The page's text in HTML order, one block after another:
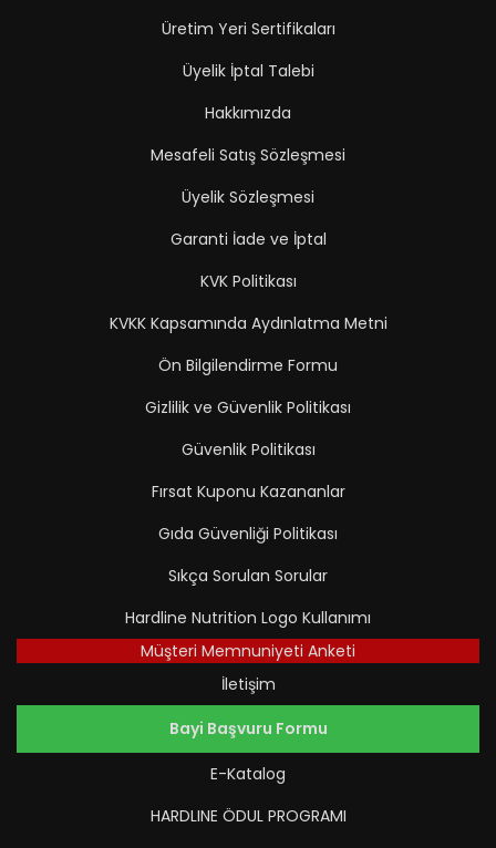
Üretim Yeri Sertifikaları
Üyelik İptal Talebi
Hakkımızda
Mesafeli Satış Sözleşmesi
Üyelik Sözleşmesi
Garanti İade ve İptal
KVK Politikası
KVKK Kapsamında Aydınlatma Metni
Ön Bilgilendirme Formu
Gizlilik ve Güvenlik Politikası
Güvenlik Politikası
Fırsat Kuponu Kazananlar
Gıda Güvenliği Politikası
Sıkça Sorulan Sorular
Hardline Nutrition Logo Kullanımı
Müşteri Memnuniyeti Anketi
İletişim
Bayi Başvuru Formu
E-Katalog
HARDLINE ÖDUL PROGRAMI